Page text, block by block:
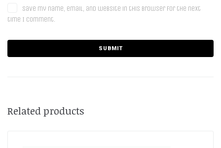
Save my name, email, and website in this browser for the next
time I comment.
Related products